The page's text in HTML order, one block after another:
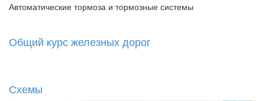
Автоматические тормоза и тормозные системы
Общий курс железных дорог
Схемы